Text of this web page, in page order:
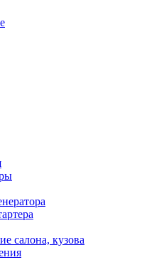
салона, кузова